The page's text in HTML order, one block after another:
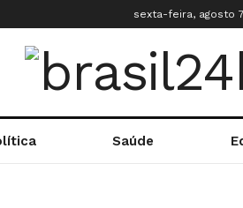
sexta-feira, agosto
Saúde